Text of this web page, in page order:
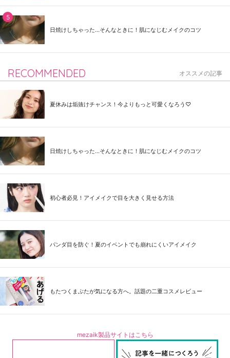
日焼けしちゃった...そんなときに！肌になじむメイクのコツ
RECOMMENDED オススメの記事
夏休みは垢抜けチャンス！今よりもっと可愛くなろう♡
日焼けしちゃった...そんなときに！肌になじむメイクのコツ
初心者必見！アイメイクで目を大きく見せる方法
パンダ目を防ぐ！夏のイベントでも崩れにくいアイメイク
もたつくまぶたが気になる方へ。話題の二重コスメレビュー
mezaik製品サイトはこちら